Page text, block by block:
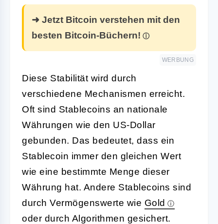
➜ Jetzt Bitcoin verstehen mit den
besten Bitcoin-Büchern!
WERBUNG
Diese Stabilität wird durch
verschiedene Mechanismen erreicht.
Oft sind Stablecoins an nationale
Währungen wie den US-Dollar
gebunden. Das bedeutet, dass ein
Stablecoin immer den gleichen Wert
wie eine bestimmte Menge dieser
Währung hat. Andere Stablecoins sind
durch Vermögenswerte wie Gold
oder durch Algorithmen gesichert.